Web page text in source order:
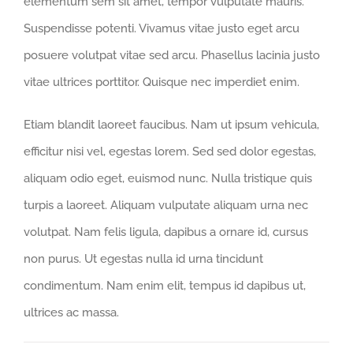
Suspendisse potenti. Vivamus vitae justo eget arcu
posuere volutpat vitae sed arcu. Phasellus lacinia justo
vitae ultrices porttitor. Quisque nec imperdiet enim.
Etiam blandit laoreet faucibus. Nam ut ipsum vehicula,
efficitur nisi vel, egestas lorem. Sed sed dolor egestas,
aliquam odio eget, euismod nunc. Nulla tristique quis
turpis a laoreet. Aliquam vulputate aliquam urna nec
volutpat. Nam felis ligula, dapibus a ornare id, cursus
non purus. Ut egestas nulla id urna tincidunt
condimentum. Nam enim elit, tempus id dapibus ut,
ultrices ac massa.